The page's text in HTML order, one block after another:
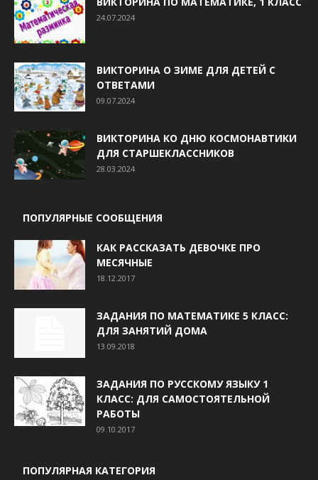
24.07.2024
ВИКТОРИНА О ЗИМЕ ДЛЯ ДЕТЕЙ С
ОТВЕТАМИ
09.07.2024
ВИКТОРИНА КО ДНЮ КОСМОНАВТИКИ
ДЛЯ СТАРШЕКЛАССНИКОВ
28.03.2024
ПОПУЛЯРНЫЕ СООБЩЕНИЯ
КАК РАССКАЗАТЬ ДЕВОЧКЕ ПРО
МЕСЯЧНЫЕ
18.12.2017
ЗАДАНИЯ ПО МАТЕМАТИКЕ 5 КЛАСС:
ДЛЯ ЗАНЯТИЙ ДОМА
13.09.2018
ЗАДАНИЯ ПО РУССКОМУ ЯЗЫКУ 1
КЛАСС: ДЛЯ САМОСТОЯТЕЛЬНОЙ
РАБОТЫ
09.10.2017
ПОПУЛЯРНАЯ КАТЕГОРИЯ